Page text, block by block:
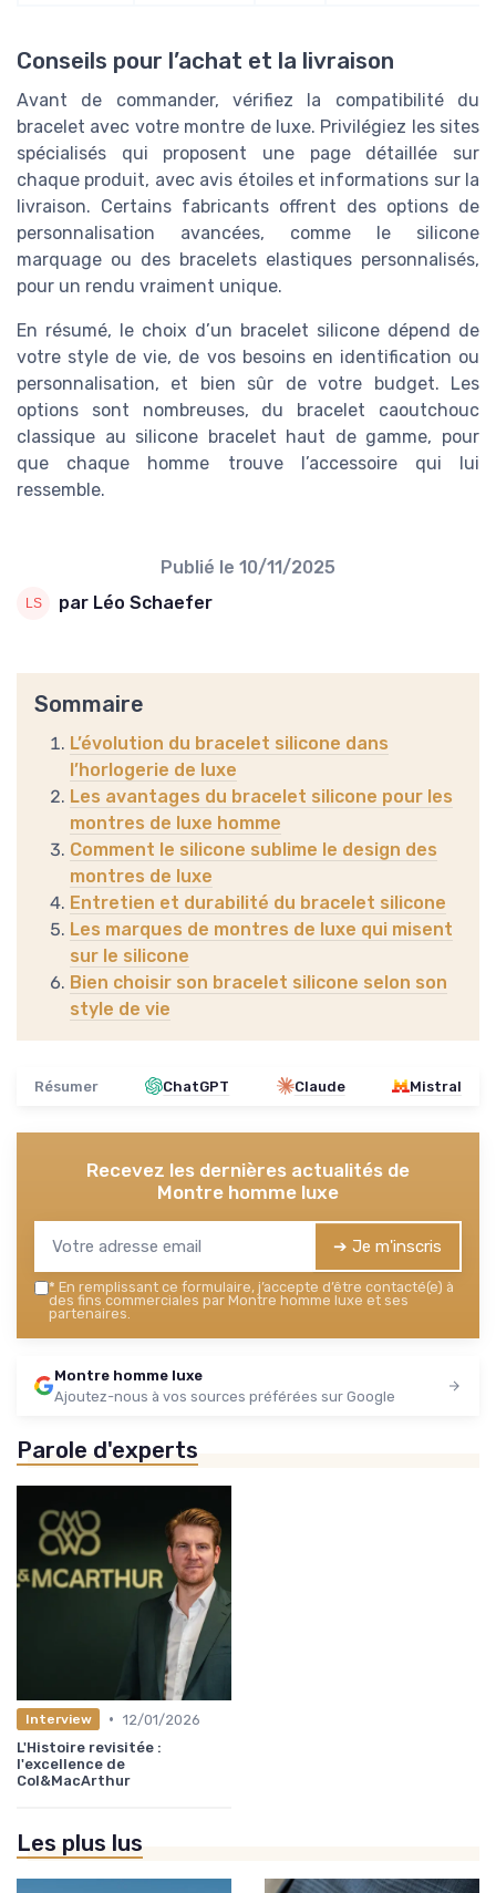
Conseils pour l’achat et la livraison
Avant de commander, vérifiez la compatibilité du
bracelet avec votre montre de luxe. Privilégiez les sites
spécialisés qui proposent une page détaillée sur
chaque produit, avec avis étoiles et informations sur la
livraison. Certains fabricants offrent des options de
personnalisation avancées, comme le silicone
marquage ou des bracelets elastiques personnalisés,
pour un rendu vraiment unique.
En résumé, le choix d’un bracelet silicone dépend de
votre style de vie, de vos besoins en identification ou
personnalisation, et bien sûr de votre budget. Les
options sont nombreuses, du bracelet caoutchouc
classique au silicone bracelet haut de gamme, pour
que chaque homme trouve l’accessoire qui lui
ressemble.
Publié le 10/11/2025
par Léo Schaefer
Sommaire
L’évolution du bracelet silicone dans
l’horlogerie de luxe
Les avantages du bracelet silicone pour les
montres de luxe homme
Comment le silicone sublime le design des
montres de luxe
Entretien et durabilité du bracelet silicone
Les marques de montres de luxe qui misent
sur le silicone
Bien choisir son bracelet silicone selon son
style de vie
Résumer ChatGPT Claude Mistral
Recevez les dernières actualités de
Montre homme luxe
➔ Je m'inscris
* En remplissant ce formulaire, j’accepte d’être contacté(e) à
des fins commerciales par Montre homme luxe et ses
partenaires.
Montre homme luxe
Ajoutez-nous à vos sources préférées sur Google
Parole d'experts
Interview • 12/01/2026
L'Histoire revisitée :
l'excellence de
Col&MacArthur
Les plus lus